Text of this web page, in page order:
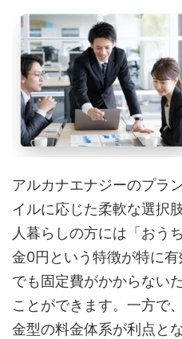
アルカナエナジーのプラ
イルに応じた柔軟な選択
人暮らしの方には「おう
金0円という特徴が特に
でも固定費がかからない
ことができます。一方で
金型の料金体系が利点と